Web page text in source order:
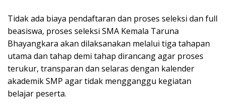
Tidak ada biaya pendaftaran dan proses seleksi dan full
beasiswa, proses seleksi SMA Kemala Taruna
Bhayangkara akan dilaksanakan melalui tiga tahapan
utama dan tahap demi tahap dirancang agar proses
terukur, transparan dan selaras dengan kalender
akademik SMP agar tidak mengganggu kegiatan
belajar peserta.